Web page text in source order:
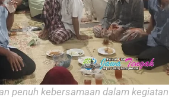
penuh kebersamaan dalam kegiatan